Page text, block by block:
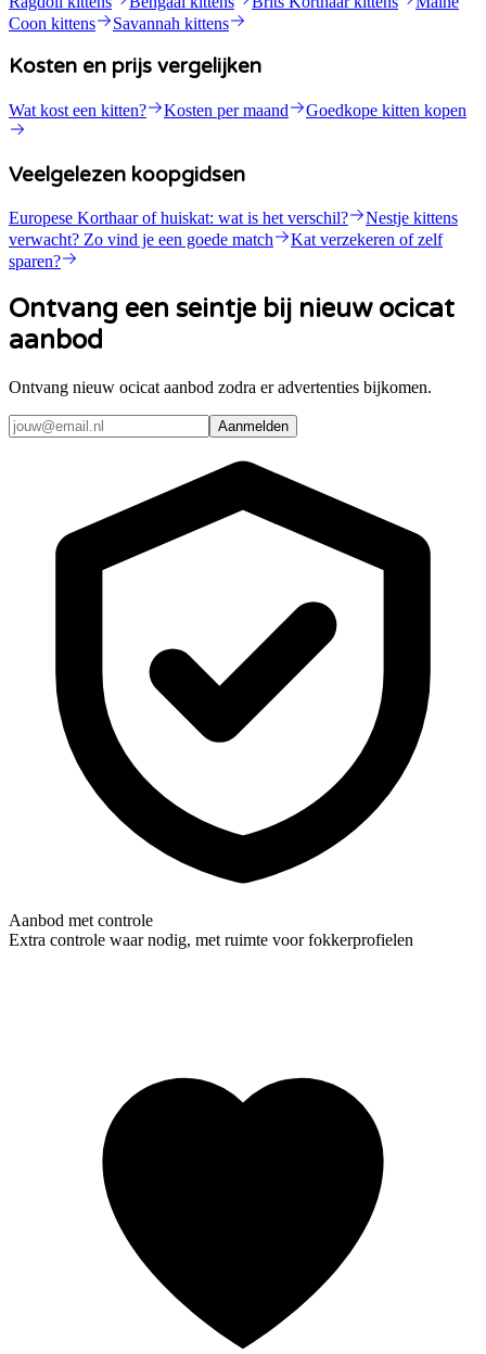
Coon kittens
Savannah kittens
Kosten en prijs vergelijken
Wat kost een kitten? Kosten per maand Goedkope kitten kopen
Veelgelezen koopgidsen
Europese Korthaar of huiskat: wat is het verschil?
Nestje kittens
verwacht? Zo vind je een goede match
Kat verzekeren of zelf
sparen?
Ontvang een seintje bij nieuw ocicat
aanbod
Ontvang nieuw ocicat aanbod zodra er advertenties bijkomen.
Aanmelden
Aanbod met controle
Extra controle waar nodig, met ruimte voor fokkerprofielen